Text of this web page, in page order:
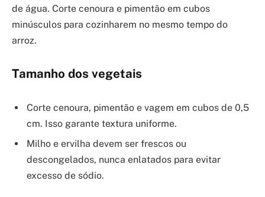
de água. Corte cenoura e pimentão em cubos
minúsculos para cozinharem no mesmo tempo do
arroz.
Tamanho dos vegetais
Corte cenoura, pimentão e vagem em cubos de 0,5
cm. Isso garante textura uniforme.
Milho e ervilha devem ser frescos ou
descongelados, nunca enlatados para evitar
excesso de sódio.